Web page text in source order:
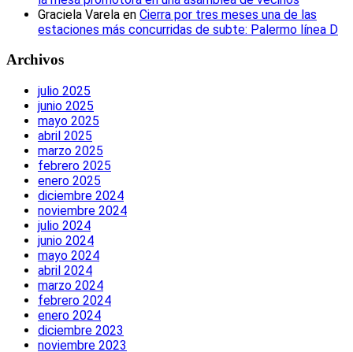
Graciela Varela en Cierra por tres meses una de las
estaciones más concurridas de subte: Palermo línea D
Archivos
julio 2025
junio 2025
mayo 2025
abril 2025
marzo 2025
febrero 2025
enero 2025
diciembre 2024
noviembre 2024
julio 2024
junio 2024
mayo 2024
abril 2024
marzo 2024
febrero 2024
enero 2024
diciembre 2023
noviembre 2023